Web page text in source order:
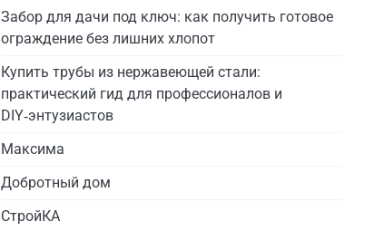
Забор для дачи под ключ: как получить готовое
ограждение без лишних хлопот
Купить трубы из нержавеющей стали:
практический гид для профессионалов и
DIY‑энтузиастов
Максима
Добротный дом
СтройКА